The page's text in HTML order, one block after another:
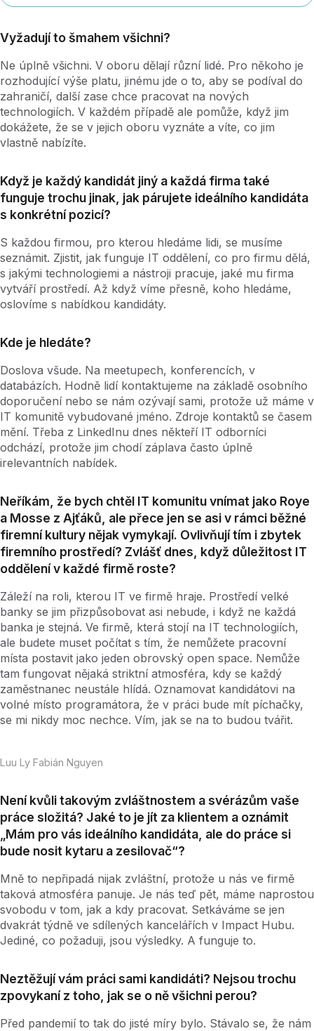
Vyžadují to šmahem všichni?
Ne úplně všichni. V oboru dělají různí lidé. Pro někoho je
rozhodující výše platu, jinému jde o to, aby se podíval do
zahraničí, další zase chce pracovat na nových
technologiích. V každém případě ale pomůže, když jim
dokážete, že se v jejich oboru vyznáte a víte, co jim
vlastně nabízíte.
Když je každý kandidát jiný a každá firma také
funguje trochu jinak, jak párujete ideálního kandidáta
s konkrétní pozicí?
S každou firmou, pro kterou hledáme lidi, se musíme
seznámit. Zjistit, jak funguje IT oddělení, co pro firmu dělá,
s jakými technologiemi a nástroji pracuje, jaké mu firma
vytváří prostředí. Až když víme přesně, koho hledáme,
oslovíme s nabídkou kandidáty.
Kde je hledáte?
Doslova všude. Na meetupech, konferencích, v
databázích. Hodně lidí kontaktujeme na základě osobního
doporučení nebo se nám ozývají sami, protože už máme v
IT komunitě vybudované jméno. Zdroje kontaktů se časem
mění. Třeba z LinkedInu dnes někteří IT odborníci
odchází, protože jim chodí záplava často úplně
irelevantních nabídek.
Neříkám, že bych chtěl IT komunitu vnímat jako Roye
a Mosse z Ajťáků, ale přece jen se asi v rámci běžné
firemní kultury nějak vymykají. Ovlivňují tím i zbytek
firemního prostředí? Zvlášť dnes, když důležitost IT
oddělení v každé firmě roste?
Záleží na roli, kterou IT ve firmě hraje. Prostředí velké
banky se jim přizpůsobovat asi nebude, i když ne každá
banka je stejná. Ve firmě, která stojí na IT technologiích,
ale budete muset počítat s tím, že nemůžete pracovní
místa postavit jako jeden obrovský open space. Nemůže
tam fungovat nějaká striktní atmosféra, kdy se každý
zaměstnanec neustále hlídá. Oznamovat kandidátovi na
volné místo programátora, že v práci bude mít píchačky,
se mi nikdy moc nechce. Vím, jak se na to budou tvářit.
Luu Ly Fabián Nguyen
Není kvůli takovým zvláštnostem a svérázům vaše
práce složitá? Jaké to je jít za klientem a oznámit
„Mám pro vás ideálního kandidáta, ale do práce si
bude nosit kytaru a zesilovač“?
Mně to nepřipadá nijak zvláštní, protože u nás ve firmě
taková atmosféra panuje. Je nás teď pět, máme naprostou
svobodu v tom, jak a kdy pracovat. Setkáváme se jen
dvakrát týdně ve sdílených kancelářích v Impact Hubu.
Jediné, co požaduji, jsou výsledky. A funguje to.
Neztěžují vám práci sami kandidáti? Nejsou trochu
zpovykaní z toho, jak se o ně všichni perou?
Před pandemií to tak do jisté míry bylo. Stávalo se, že nám